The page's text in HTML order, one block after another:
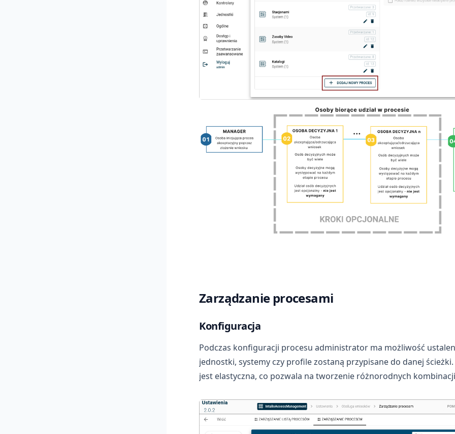
Zarządzanie procesami
Konfiguracja
Podczas konfiguracji procesu administrator ma możliwość
jednostki, systemy czy profile zostaną przypisane do danej
jest elastyczna, co pozwala na tworzenie różnorodnych